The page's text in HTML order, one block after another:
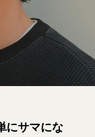
にサマにな